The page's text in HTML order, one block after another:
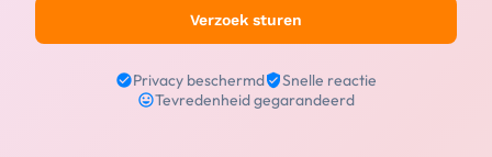
Verzoek sturen
Privacy beschermd
Snelle reactie
Tevredenheid gegarandeerd